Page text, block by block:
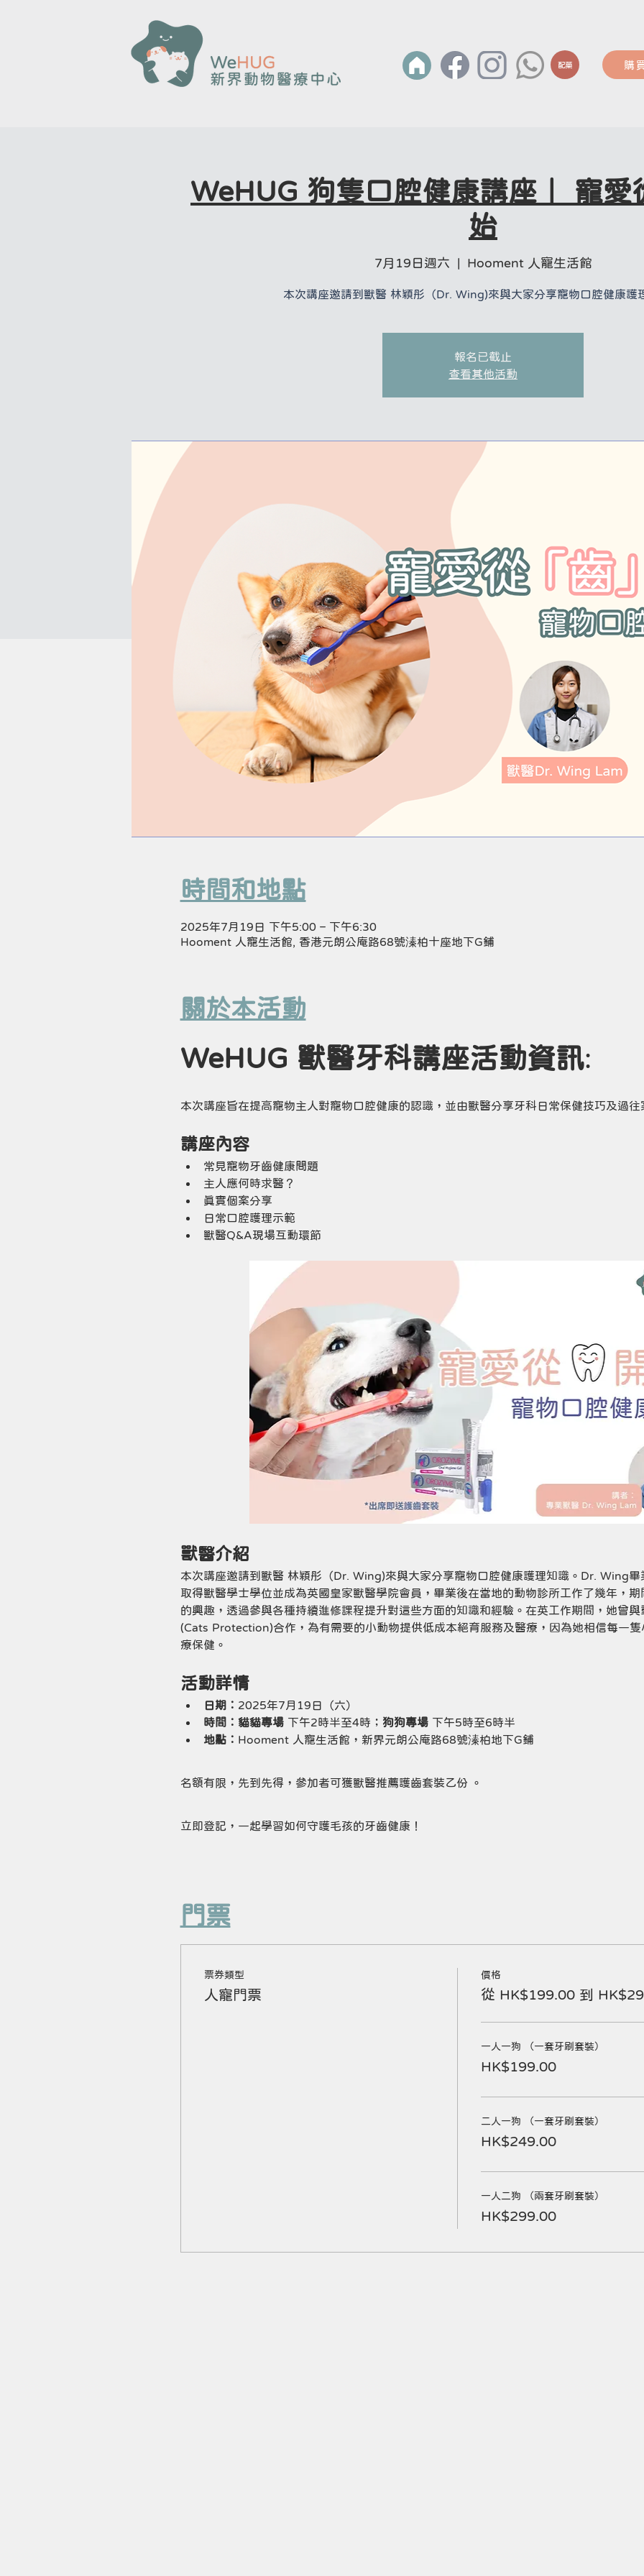
配藥 購
WeHUG 狗隻口腔健康講座｜ 寵愛
始
7月19日週六
  |
Hooment 人寵生活館
本次講座邀請到獸醫 林穎彤（Dr. Wing)來與大家分享寵物口腔健康護
報名已截止
查看其他活動
時間和地點
2025年7月19日 下午5:00 – 下午6:30
Hooment 人寵生活館, 香港元朗公庵路68號溱柏十座地下G鋪
關於本活動
WeHUG 獸醫牙科講座活動資訊:
本次講座旨在提高寵物主人對寵物口腔健康的認識，並由獸醫分享牙科日常保健技巧及過往
講座內容
常見寵物牙齒健康問題
主人應何時求醫？
真實個案分享
日常口腔護理示範
獸醫Q&A現場互動環節
獸醫介紹
本次講座邀請到獸醫 林穎彤（Dr. Wing)來與大家分享寵物口腔健康護理知識。Dr. Wing畢
取得獸醫學士學位並成為英國皇家獸醫學院會員，畢業後在當地的動物診所工作了幾年，
的興趣，透過參與各種持續進修課程提升對這些方面的知識和經驗。在英工作期間，她曾
(Cats Protection)合作，為有需要的小動物提供低成本絕育服務及醫療，因為她相信每一
療保健。
活動詳情
日期︰ 2025年7月19日（六）
時間︰貓貓專場 下午2時半至4時； 狗狗專場 下午5時至6時半
地點︰ Hooment 人寵生活館，新界元朗公庵路68號溱柏地下G鋪
名額有限，先到先得，參加者可獲獸醫推薦護齒套裝乙份 。
立即登記，一起學習如何守護毛孩的牙齒健康！
門票
票券類型
人寵門票
價格
從 HK$199.00 到
一人一狗 （一套牙刷套裝）
HK$199.00
二人一狗 （一套牙刷套裝）
HK$249.00
一人二狗 （兩套牙刷套裝）
HK$299.00